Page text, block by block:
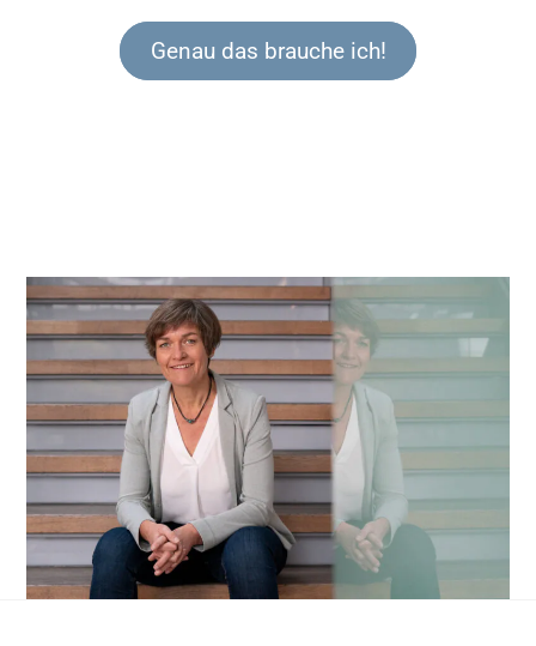
Genau das brauche ich!